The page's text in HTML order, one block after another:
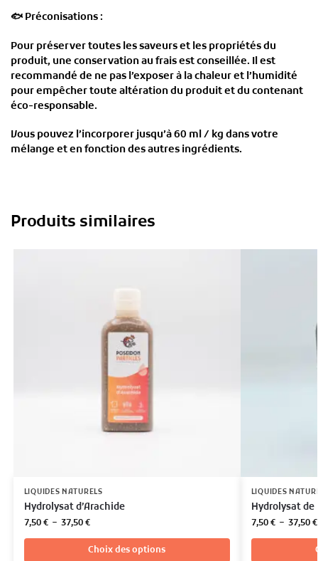
🐟 Préconisations :
Pour préserver toutes les saveurs et les propriétés du
produit, une conservation au frais est conseillée. Il est
recommandé de ne pas l’exposer à la chaleur et l’humidité
pour empêcher toute altération du produit et du contenant
éco-responsable.
Vous pouvez l’incorporer jusqu’à 60 ml / kg dans votre
mélange et en fonction des autres ingrédients.
Produits similaires
LIQUIDES NATURELS
Hydrolysat d’Arachide
7,50€ – 37,50€
Choix des options
LIQUIDES
Hydrolysat de
7,50€ – 37,50€